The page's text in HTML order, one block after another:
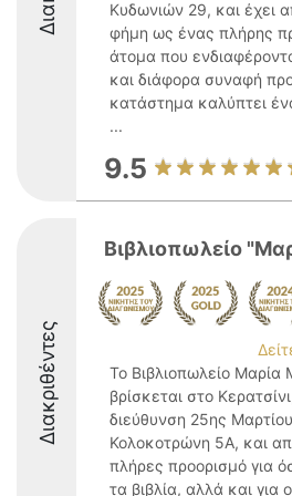
Κυδωνιών 29, και έχει
φήμη ως ένας πλήρης
άτομα που
και διάφορα συναφή
κατάστημα καλύπτει
...
9.5
Διακριθέντες
Βιβλιοπωλείο
Το Βιβλιοπωλείο Μαρία
βρίσκεται στο
διεύθυνση 25ης
Κολοκοτρώνη 5Α, και
πλήρες προορισμό για
τα βιβλία, αλλά και για